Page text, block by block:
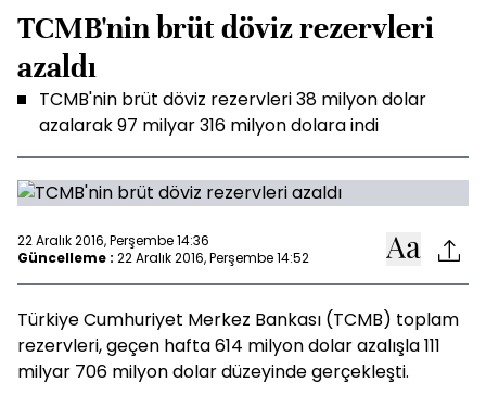
TCMB'nin brüt döviz rezervleri
azaldı
TCMB'nin brüt döviz rezervleri 38 milyon dolar
azalarak 97 milyar 316 milyon dolara indi
22 Aralık 2016, Perşembe 14:36
Güncelleme : 22 Aralık 2016, Perşembe 14:52
Türkiye Cumhuriyet Merkez Bankası (TCMB) toplam
rezervleri, geçen hafta 614 milyon dolar azalışla 111
milyar 706 milyon dolar düzeyinde gerçekleşti.